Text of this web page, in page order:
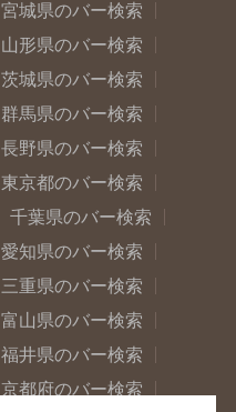
宮城県のバー検索
山形県のバー検索
茨城県のバー検索
群馬県のバー検索
長野県のバー検索
東京都のバー検索
千葉県のバー検索
愛知県のバー検索
三重県のバー検索
富山県のバー検索
福井県のバー検索
京都府のバー検索